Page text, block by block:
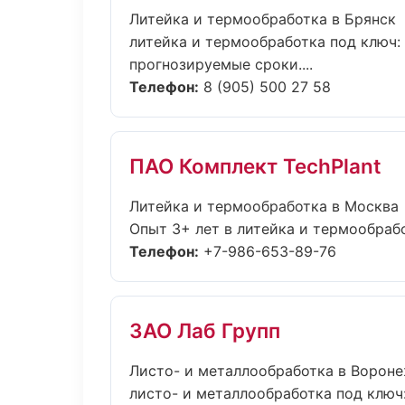
Литейка и термообработка в Брянск
литейка и термообработка под
прогнозируемые сроки....
Телефон: 8 (905) 500 27 58
ПАО Комплект TechPlant
Литейка и термообработка в Москва
Опыт 3+ лет в литейка и
Телефон: +7-986-653-89-76
ЗАО Лаб Групп
Листо- и металлообработка в
листо- и металлообработка под